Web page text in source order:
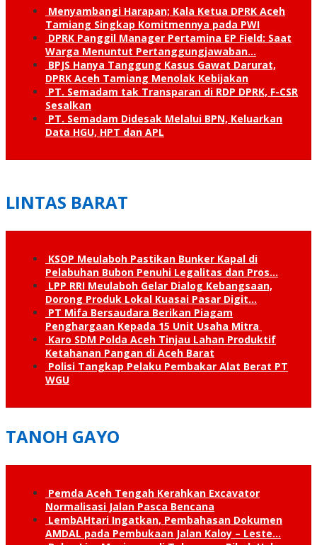
Menyambangi Harapan; Kala Ketua DPRK Aceh
Tamiang Singkap Komitmennya pada PWI
DPRK Panggil Manager Pertamina EP Field: Saat
Warga Menuntut Pertanggung­jawaban…
BPJS Hanya Tanggung Kasus Gawat Darurat,
DPRK Aceh Tamiang Menolak Kebijakan
PT. Semadam tak Transparan di RDP DPRK, F-CSR
Sesalkan
PT. Semadam Didesak Melalui BPN, Keluarkan
Data HGU, HPT dan APL
LINTAS BARAT
KSOP Meulaboh Pastikan Bunker Kapal di
Pelabuhan Bubon Penuhi Legalitas dan Pros…
LPP RRI Meulaboh Gelar Dialog Kebangsaan,
Dorong Produk Lokal Kuasai Pasar Digit…
PT Mifa Bersaudara Berikan Piagam
Penghargaan Kepada 15 Unit Usaha Mitra
Karo SDM Polda Aceh Tinjau Lahan Produktif
Ketahanan Pangan di Aceh Barat
Polisi Tangkap Pelaku Pembakar Alat Berat PT
WGU
TANOH GAYO
Pemda Aceh Tengah Kerahkan Excavator
Normalisasi Jalan Pasca Bencana
LembAHtari Ingatkan, Pembahasan Dokumen
AMDAL pada Pembukaan Jalan Kaloy – Leste…